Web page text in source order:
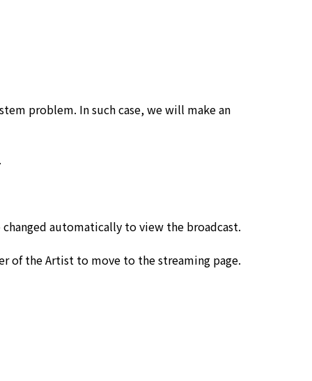
problem. In such case, we will make an
automatically to view the broadcast.
of the Artist to move to the streaming page.